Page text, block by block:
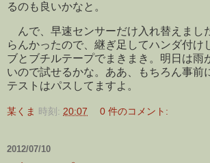
るのも良いかなと。
んで、早速センサーだけ入れ替えまし
らんかったので、継ぎ足してハンダ付け
ブとブチルテープでまきまき。明日は雨
いので試せるかな。ああ、もちろん事前
テストはパスしてますよ。
某くま 時刻: 20:07 0 件のコメント:
2012/07/10